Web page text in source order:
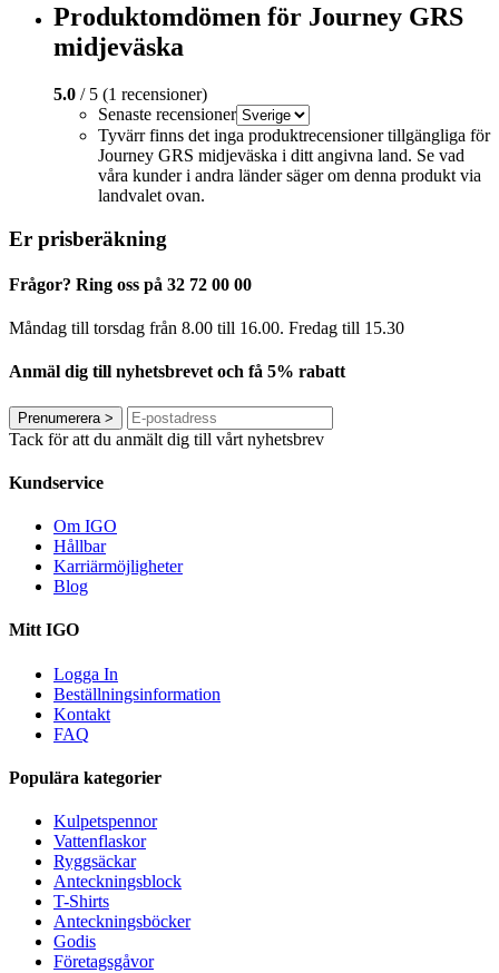
Produktomdömen för Journey GRS
midjeväska
5.0 / 5 (1 recensioner)
Senaste recensioner
Tyvärr finns det inga produktrecensioner tillgängliga för
Journey GRS midjeväska i ditt angivna land. Se vad
våra kunder i andra länder säger om denna produkt via
landvalet ovan.
Er prisberäkning
Frågor? Ring oss på 32 72 00 00
Måndag till torsdag från 8.00 till 16.00. Fredag ​​till 15.30
Anmäl dig till nyhetsbrevet och få 5% rabatt
Prenumerera >
Tack för att du anmält dig till vårt nyhetsbrev
Kundservice
Om IGO
Hållbar
Karriärmöjligheter
Blog
Mitt IGO
Logga In
Beställningsinformation
Kontakt
FAQ
Populära kategorier
Kulpetspennor
Vattenflaskor
Ryggsäckar
Anteckningsblock
T-Shirts
Anteckningsböcker
Godis
Företagsgåvor